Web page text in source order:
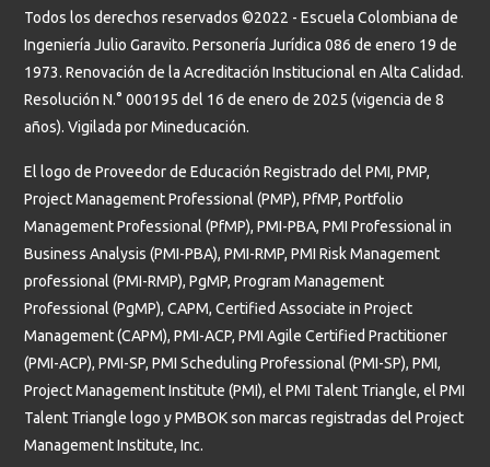
Todos los derechos reservados ©2022 - Escuela Colombiana de
Ingeniería Julio Garavito. Personería Jurídica 086 de enero 19 de
1973. Renovación de la Acreditación Institucional en Alta Calidad.
Resolución N.° 000195 del 16 de enero de 2025 (vigencia de 8
años). Vigilada por Mineducación.
El logo de Proveedor de Educación Registrado del PMI, PMP,
Project Management Professional (PMP), PfMP, Portfolio
Management Professional (PfMP), PMI-PBA, PMI Professional in
Business Analysis (PMI-PBA), PMI-RMP, PMI Risk Management
professional (PMI-RMP), PgMP, Program Management
Professional (PgMP), CAPM, Certified Associate in Project
Management (CAPM), PMI-ACP, PMI Agile Certified Practitioner
(PMI-ACP), PMI-SP, PMI Scheduling Professional (PMI-SP), PMI,
Project Management Institute (PMI), el PMI Talent Triangle, el PMI
Talent Triangle logo y PMBOK son marcas registradas del Project
Management Institute, Inc.